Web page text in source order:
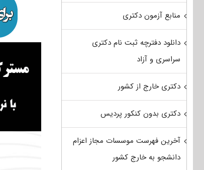
منابع آزمون دکتری
دانلود دفترچه ثبت نام دکتری
سراسری و آزاد
دکتری خارج از کشور
دکتری بدون کنکور پردیس
آخرین فهرست موسسات مجاز اعزام
دانشجو به خارج کشور